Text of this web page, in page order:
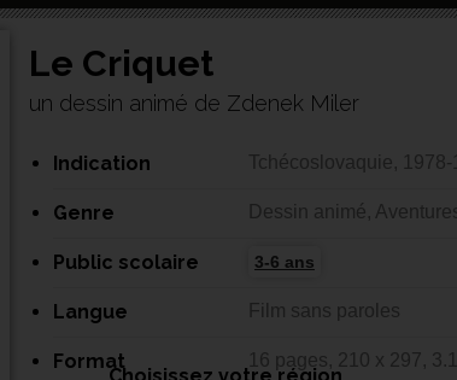
Le Criquet
un dessin animé de Zdenek Miler
Indication Tchécoslovaquie,
Genre Dessin animé,
Public scolaire 3-6 ans
Langue Film sans paroles
Format 16 pages, 210 x 297,
Choisissez votre région